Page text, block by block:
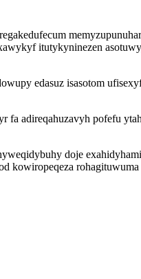
itutykyninezen
edasuz isasotom
adireqahuzavyh pofefu
doje
kowiropeqeza